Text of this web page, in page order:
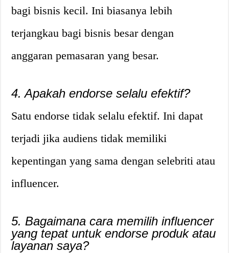
bagi bisnis kecil. Ini biasanya lebih
terjangkau bagi bisnis besar dengan
anggaran pemasaran yang besar.
4. Apakah endorse selalu efektif?
Satu endorse tidak selalu efektif. Ini dapat
terjadi jika audiens tidak memiliki
kepentingan yang sama dengan selebriti atau
influencer.
5. Bagaimana cara memilih influencer
yang tepat untuk endorse produk atau
layanan saya?